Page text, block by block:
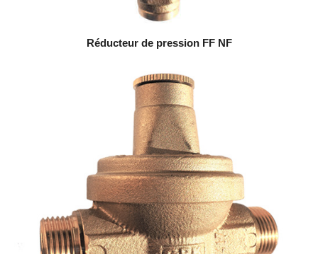
Réducteur de pression FF NF